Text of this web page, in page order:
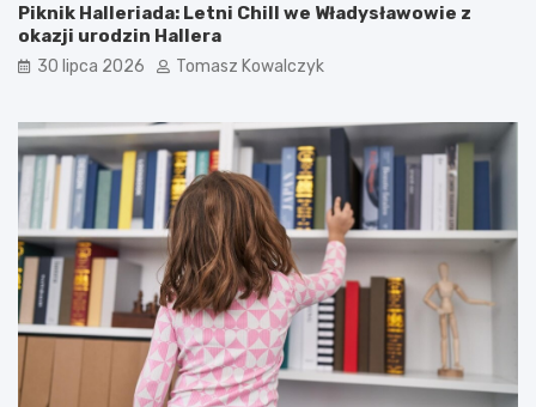
Piknik Halleriada: Letni Chill we Władysławowie z
okazji urodzin Hallera
30 lipca 2026 Tomasz Kowalczyk